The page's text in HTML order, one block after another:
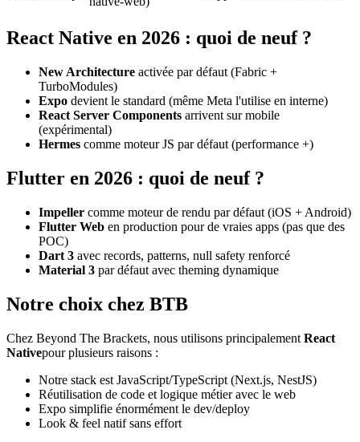
React Native en 2026 : quoi de neuf ?
New Architecture activée par défaut (Fabric +
TurboModules)
Expo devient le standard (même Meta l'utilise en interne)
React Server Components arrivent sur mobile
(expérimental)
Hermes comme moteur JS par défaut (performance +)
Flutter en 2026 : quoi de neuf ?
Impeller comme moteur de rendu par défaut (iOS + Android)
Flutter Web en production pour de vraies apps (pas que des
POC)
Dart 3 avec records, patterns, null safety renforcé
Material 3 par défaut avec theming dynamique
Notre choix chez BTB
Chez Beyond The Brackets, nous utilisons principalement React
Nativepour plusieurs raisons :
Notre stack est JavaScript/TypeScript (Next.js, NestJS)
Réutilisation de code et logique métier avec le web
Expo simplifie énormément le dev/deploy
Look & feel natif sans effort